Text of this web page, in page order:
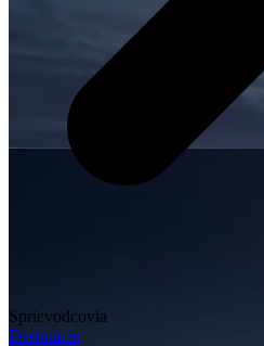
Sprievodcovia
Destinácie